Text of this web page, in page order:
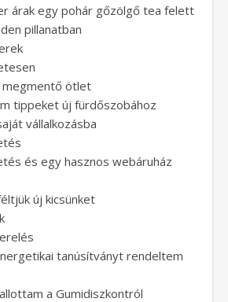
árak egy pohár gőzölgő tea felett
pillanatban
megmentő ötlet
tippeket új fürdőszobához
vállalkozásba
és egy hasznos webáruház
új kicsünket
tanúsítványt rendeltem
a Gumidiszkontról